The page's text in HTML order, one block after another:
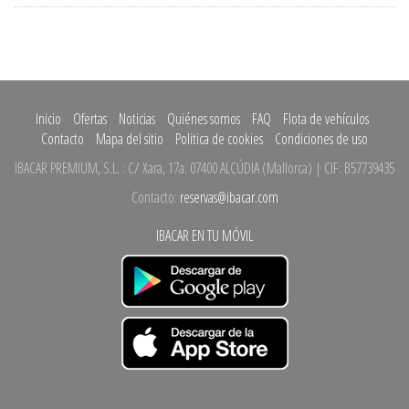
Inicio Ofertas Noticias Quiénes somos FAQ
Flota de vehículos
Contacto
Mapa del sitio Politica de cookies
Condiciones de uso
IBACAR PREMIUM, S.L. : C/ Xara, 17a. 07400 ALCÚDIA(Mallorca) | CIF: B57739435
Contacto: reservas@ibacar.com
IBACAR EN TU MÓVIL